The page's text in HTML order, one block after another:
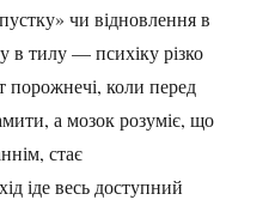
чи відновлення в
в тилу — психіку різко
порожнечі, коли перед
а мозок розуміє, що
стає
іде весь доступний